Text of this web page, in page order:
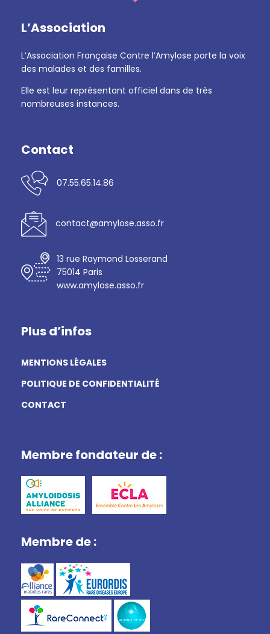
L’Association
L’Association Française Contre l’Amylose porte la voix
des malades et des familles.
Elle est leur représentant officiel dans de très
nombreuses instances.
Contact
07.55.65.14.86
contact@amylose.asso.fr
13 rue Raymond Losserand
75014 Paris
www.amylose.asso.fr
Plus d’infos
MENTIONS LÉGALES
POLITIQUE DE CONFIDENTIALITÉ
CONTACT
Membre fondateur de :
Membre de :